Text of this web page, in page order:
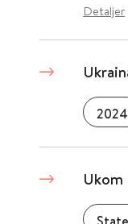
Detaljer
2024